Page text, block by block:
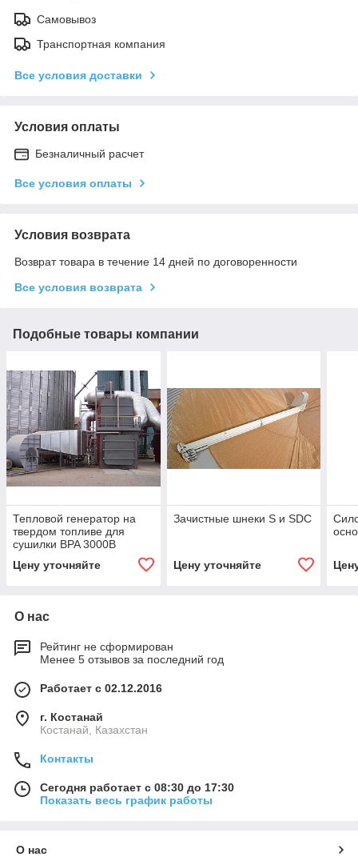
Самовывоз
Транспортная компания
Все условия доставки
Условия оплаты
Безналичный расчет
Все условия оплаты
Условия возврата
Возврат товара в течение 14 дней по договоренности
Все условия возврата
Подобные товары компании
Тепловой генератор на
твердом топливе для
сушилки BPA 3000В
Цену уточняйте
Зачистные шнеки S и SDC
Цену уточняйте
О нас
Рейтинг не сформирован
Менее 5 отзывов за последний год
Работает с 02.12.2016
г. Костанай
Костанай, Казахстан
Контакты
Сегодня работает с 08:30 до 17:30
Показать весь график работы
О нас